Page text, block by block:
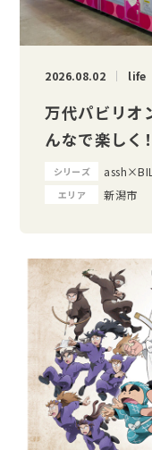
2026.08.02 life
万代パビリオ
んなで楽しく
シリーズ
エリア 新潟市